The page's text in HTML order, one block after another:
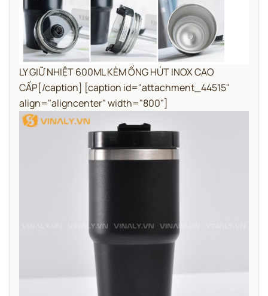
LY GIỮ NHIỆT 600ML KÈM ỐNG HÚT INOX CAO
CẤP[/caption] [caption id="attachment_44515"
align="aligncenter" width="800"]